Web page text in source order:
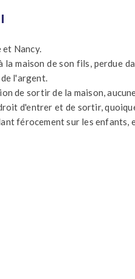
et Nancy.
maison de son fils, perdue
l'argent.
de sortir de la maison,
d'entrer et de sortir,
férocement sur les